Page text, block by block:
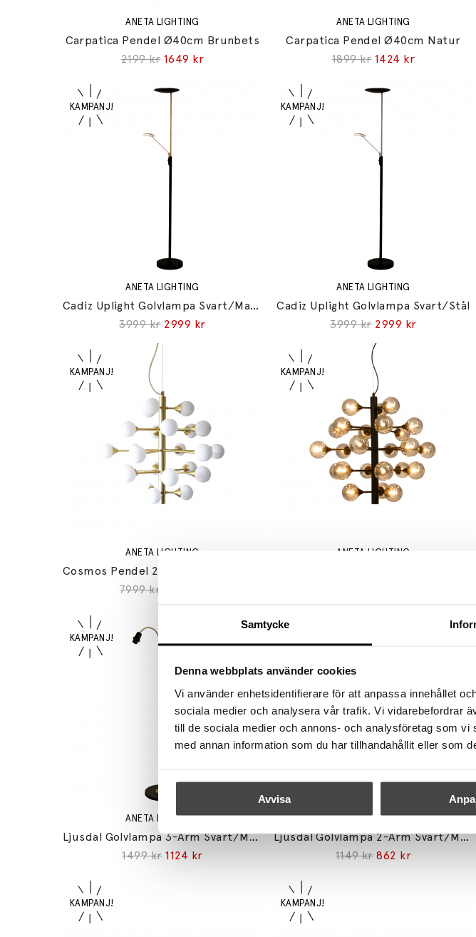
Samtycke
Denna webbplats använder cookies
Vi använder enhetsidentifierare för att anpassa innehållet
sociala medier och analysera vår trafik. Vi vidarebefordrar
till de sociala medier och annons- och analysföretag som
med annan information som du har tillhandahållit eller som
Avvisa
ANETA LIGHTING
Carpatica Pendel Ø40cm Brunbets
2199 kr 1649 kr
ANETA LIGHTING
Carpatica Pendel Ø40cm Natur
1899 kr 1424 kr
ANETA LIGHTING
Cadiz Uplight Golvlampa Svart/Matt Mässing
3999 kr 2999 kr
ANETA LIGHTING
Cadiz Uplight Golvlampa Svart/Stål
3999 kr 2999 kr
ANETA LIGHTING
7999 kr
ANETA LIGHTING
ANETA LIGHTING
Ljusdal Golvlampa 3-Arm Svart/Matt Mässing
1499 kr 1124 kr
ANETA LIGHTING
Ljusdal Golvlampa 2-Arm Svart/Matt Mässing
1149 kr 862 kr